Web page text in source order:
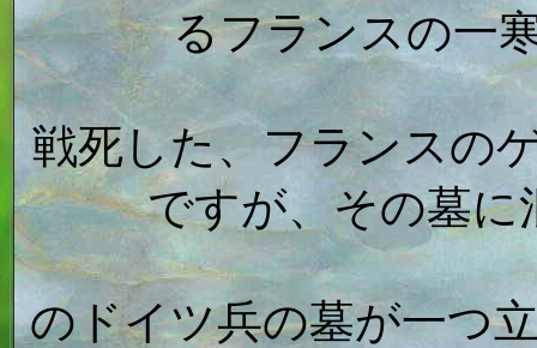
るフランスの一
戦死した、フランスの
ですが、その墓に
のドイツ兵の墓が一つ